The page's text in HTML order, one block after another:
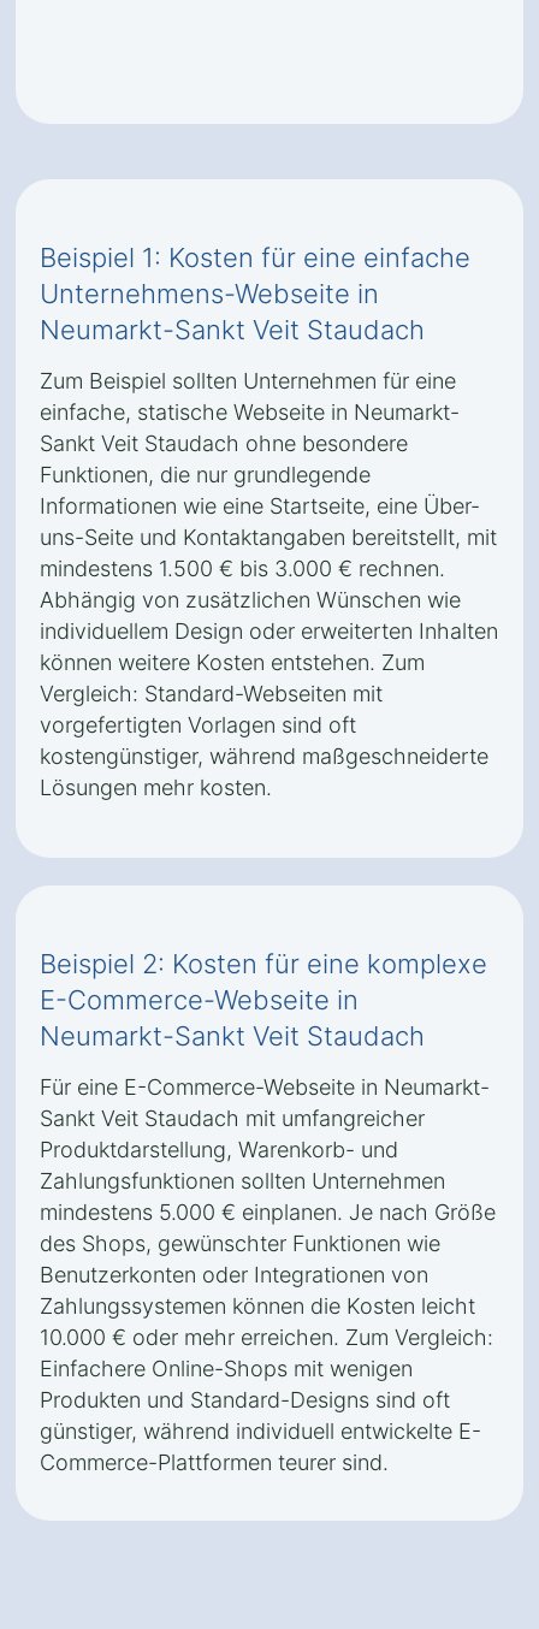
Beispiel 1: Kosten für eine einfache
Unternehmens-Webseite in
Neumarkt-Sankt Veit Staudach
Zum Beispiel sollten Unternehmen für eine
einfache, statische Webseite in Neumarkt-
Sankt Veit Staudach ohne besondere
Funktionen, die nur grundlegende
Informationen wie eine Startseite, eine Über-
uns-Seite und Kontaktangaben bereitstellt, mit
mindestens 1.500 € bis 3.000 € rechnen.
Abhängig von zusätzlichen Wünschen wie
individuellem Design oder erweiterten Inhalten
können weitere Kosten entstehen. Zum
Vergleich: Standard-Webseiten mit
vorgefertigten Vorlagen sind oft
kostengünstiger, während maßgeschneiderte
Lösungen mehr kosten.
Beispiel 2: Kosten für eine komplexe
E-Commerce-Webseite in
Neumarkt-Sankt Veit Staudach
Für eine E-Commerce-Webseite in Neumarkt-
Sankt Veit Staudach mit umfangreicher
Produktdarstellung, Warenkorb- und
Zahlungsfunktionen sollten Unternehmen
mindestens 5.000 € einplanen. Je nach Größe
des Shops, gewünschter Funktionen wie
Benutzerkonten oder Integrationen von
Zahlungssystemen können die Kosten leicht
10.000 € oder mehr erreichen. Zum Vergleich:
Einfachere Online-Shops mit wenigen
Produkten und Standard-Designs sind oft
günstiger, während individuell entwickelte E-
Commerce-Plattformen teurer sind.